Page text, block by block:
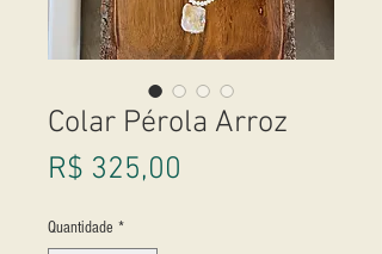
Colar Pérola Arroz
R$ 325,00
Quantidade *